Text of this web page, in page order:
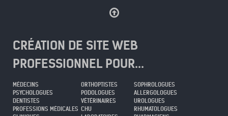
CRÉATION DE SITE WEB
PROFESSIONNEL POUR...
MÉDECINS
PSYCHOLOGUES
DENTISTES
PROFESSIONS MÉDICALES
ORTHOPTISTES
PODOLOGUES
VÉTÉRINAIRES
CHU
SOPHROLOGUES
ALLERGOLOGUES
UROLOGUES
RHUMATOLOGUES